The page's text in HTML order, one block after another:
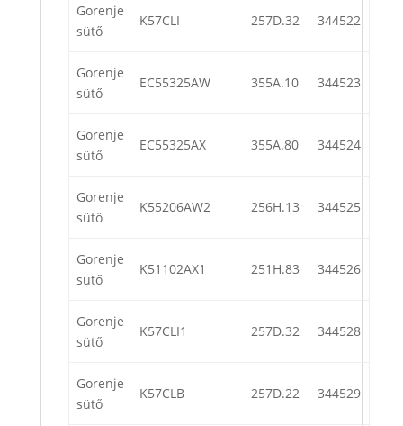
Gorenje
sütő
K57CLI 257D.32 344522
Gorenje
sütő
EC55325AW 355A.10 344523
Gorenje
sütő
EC55325AX 355A.80 344524
Gorenje
sütő
K55206AW2 256H.13 344525
Gorenje
sütő
K51102AX1 251H.83 344526
Gorenje
sütő
K57CLI1 257D.32 344528
Gorenje
sütő
K57CLB 257D.22 344529